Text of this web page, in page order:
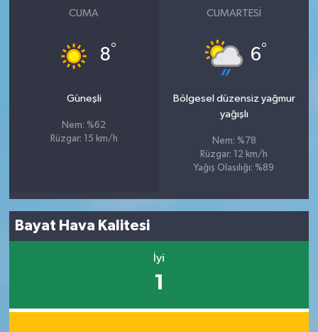
CUMA
8°
Güneşli
Nem: %62
Rüzgar: 15 km/h
CUMARTESI
6°
Bölgesel düzensiz yağmur
yağışlı
Nem: %78
Rüzgar: 12 km/h
Yağış Olasılığı: %89
Bayat Hava Kalitesi
İyi
1